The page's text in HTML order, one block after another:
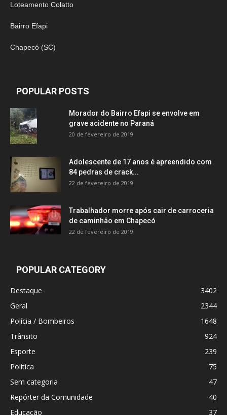
Loteamento Colatto
Bairro Efapi
Chapecó (SC)
POPULAR POSTS
Morador do Bairro Efapi se envolve em
grave acidente no Paraná
20 de fevereiro de 2019
Adolescente de 17 anos é apreendido com
84 pedras de crack...
22 de fevereiro de 2019
Trabalhador morre após cair de carroceria
de caminhão em Chapecó
22 de fevereiro de 2019
POPULAR CATEGORY
Destaque
3402
Geral
2344
Polícia / Bombeiros
1648
Trânsito
924
Esporte
239
Política
75
Sem categoria
47
Repórter da Comunidade
40
Educação
37